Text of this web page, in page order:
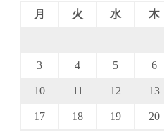
月
火 水 木
3 4 5 6
10 11 12 13
17 18 19 20